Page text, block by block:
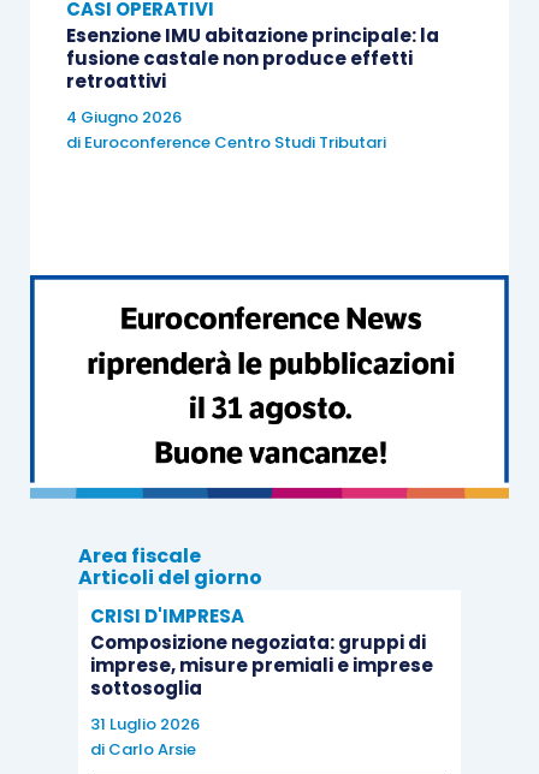
CASI OPERATIVI
Esenzione IMU abitazione principale: la
fusione castale non produce effetti
retroattivi
4 Giugno 2026
di Euroconference Centro Studi Tributari
Area fiscale
Articoli del giorno
CRISI D'IMPRESA
Composizione negoziata: gruppi di
imprese, misure premiali e imprese
sottosoglia
31 Luglio 2026
di Carlo Arsie